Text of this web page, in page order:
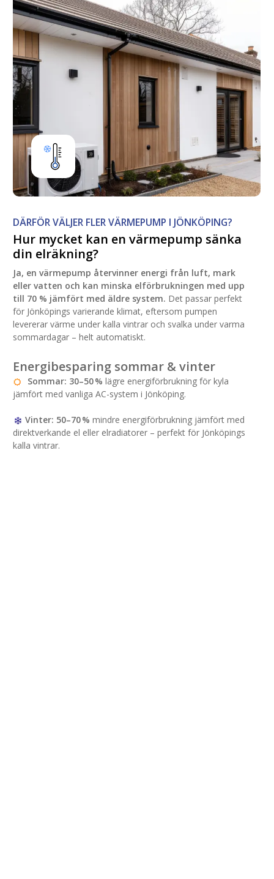
DÄRFÖR VÄLJER FLER VÄRMEPUMP I JÖNKÖPING?
Hur mycket kan en värmepump sänka
din elräkning?
Ja, en värmepump återvinner energi från luft, mark
eller vatten och kan minska elförbrukningen med upp
till 70 % jämfört med äldre system. Det passar perfekt
för Jönköpings varierande klimat, eftersom pumpen
levererar värme under kalla vintrar och svalka under varma
sommardagar – helt automatiskt.
Energibesparing sommar & vinter
Sommar: 30–50 %lägre energiförbrukning för kyla
jämfört med vanliga AC-system i Jönköping.
Vinter: 50–70 %mindre energiförbrukning jämfört med
direktverkande el eller elradiatorer – perfekt för Jönköpings
kalla vintrar.